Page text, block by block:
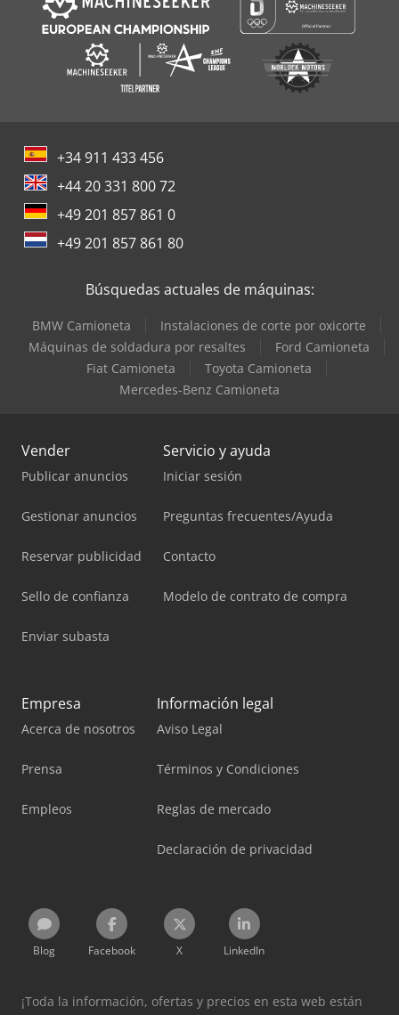
+34 911 433 456
+44 20 331 800 72
+49 201 857 861 0
+49 201 857 861 80
Búsquedas actuales de máquinas:
BMW Camioneta
Instalaciones de corte por oxicorte
Máquinas de soldadura por resaltes
Ford Camioneta
Fiat Camioneta
Toyota Camioneta
Mercedes-Benz Camioneta
Vender
Publicar anuncios
Gestionar anuncios
Reservar publicidad
Sello de confianza
Enviar subasta
Servicio y ayuda
Iniciar sesión
Preguntas frecuentes/Ayuda
Contacto
Modelo de contrato de compra
Empresa
Acerca de nosotros
Prensa
Empleos
Información legal
Aviso Legal
Términos y Condiciones
Reglas de mercado
Declaración de privacidad
Blog Facebook X LinkedIn
¡Toda la información, ofertas y precios en esta web están